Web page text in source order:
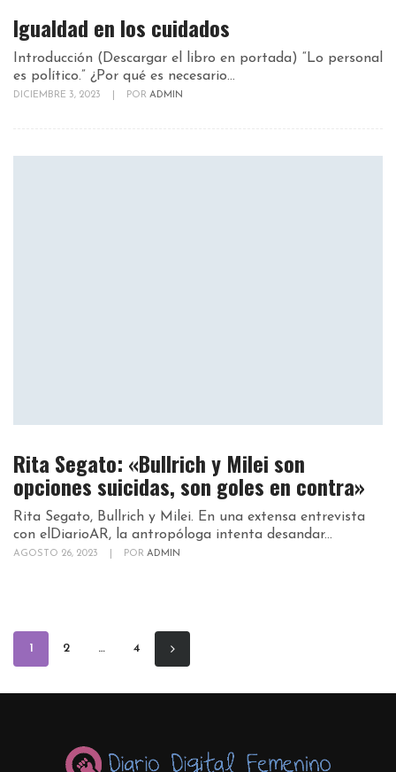
Igualdad en los cuidados
Introducción (Descargar el libro en portada) “Lo personal
es político.” ¿Por qué es necesario...
DICIEMBRE 3, 2023 POR ADMIN
Rita Segato: «Bullrich y Milei son
opciones suicidas, son goles en contra»
Rita Segato, Bullrich y Milei. En una extensa entrevista
con elDiarioAR, la antropóloga intenta desandar...
AGOSTO 26, 2023 POR ADMIN
1 2 … 4